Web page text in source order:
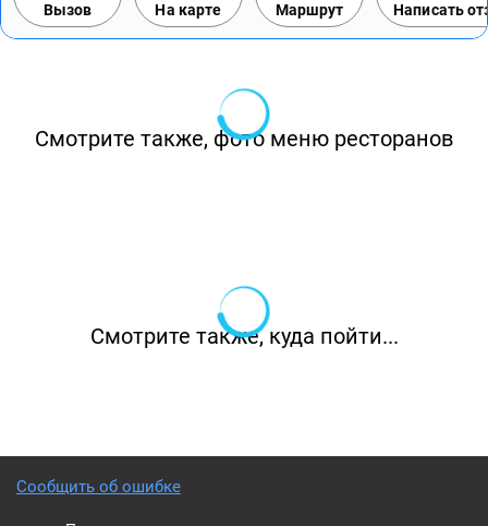
Вызов На карте Маршрут Написать
Смотрите также, фото меню ресторанов
Смотрите также, куда пойти...
Сообщить об ошибке